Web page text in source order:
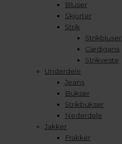
Bluser
Skjorter
Strik
Strikbluser
Cardigans
Strikveste
Underdele
Jeans
Bukser
Strikbukser
Nederdele
Jakker
Frakker